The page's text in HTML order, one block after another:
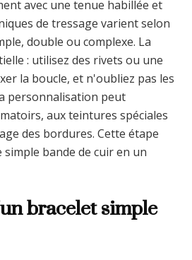
avec une tenue habillée et
de tressage varient selon
double ou complexe. La
: utilisez des rivets ou une
la boucle, et n'oubliez pas les
personnalisation peut
aux teintures spéciales
des bordures. Cette étape
bande de cuir en un
bracelet simple